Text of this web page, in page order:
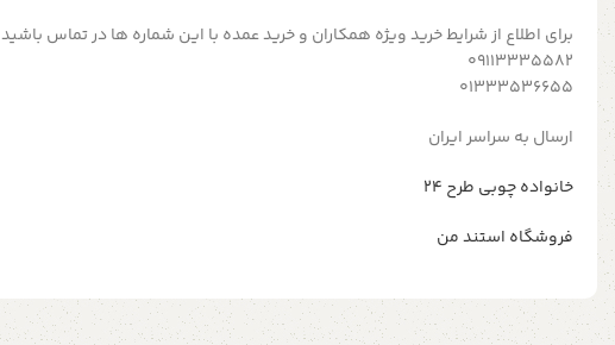
برای اطلاع از شرایط خرید ویژه همکاران و خرید عمده با این شماره ها در تماس باشید
09113335582
01333536655
ارسال به سراسر ایران
خانواده چوبی طرح ۲۴
فروشگاه استند من